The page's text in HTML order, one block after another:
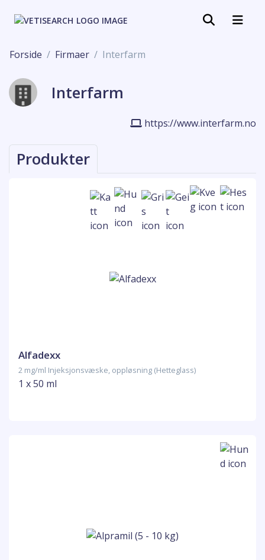
Forside Firmaer Interfarm
Interfarm
https://www.interfarm.no
Produkter
Alfadexx
2 mg/ml Injeksjonsvæske, oppløsning (Hetteglass)
1 x 50 ml